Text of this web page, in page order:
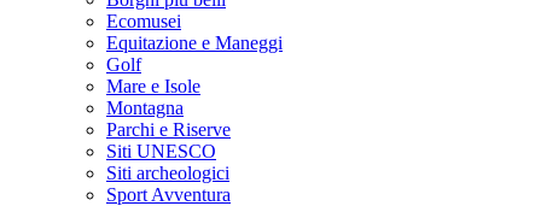
Ecomusei
Equitazione e Maneggi
Golf
Mare e Isole
Montagna
Parchi e Riserve
Siti UNESCO
Siti archeologici
Sport Avventura